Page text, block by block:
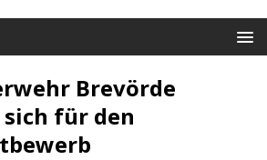
Brevörde
für den